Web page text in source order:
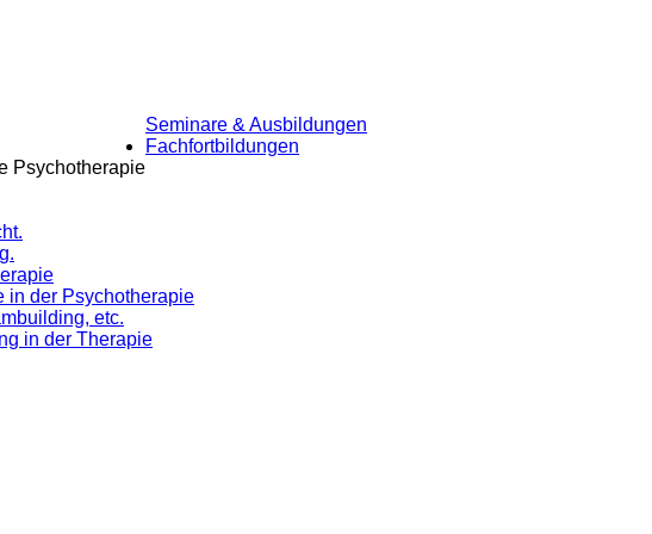
Seminare & Ausbildungen
Psychotherapie
Fachfortbildungen
in der Psychotherapie
etc.
in der Therapie